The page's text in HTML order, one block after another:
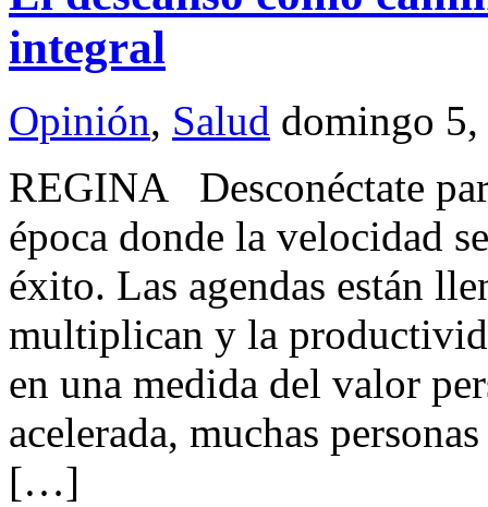
integral
Opinión, Salud domingo
REGINA Desconéctate
época donde la velocidad
éxito. Las agendas están
multiplican y la
en una medida del valor
acelerada, muchas
[…]